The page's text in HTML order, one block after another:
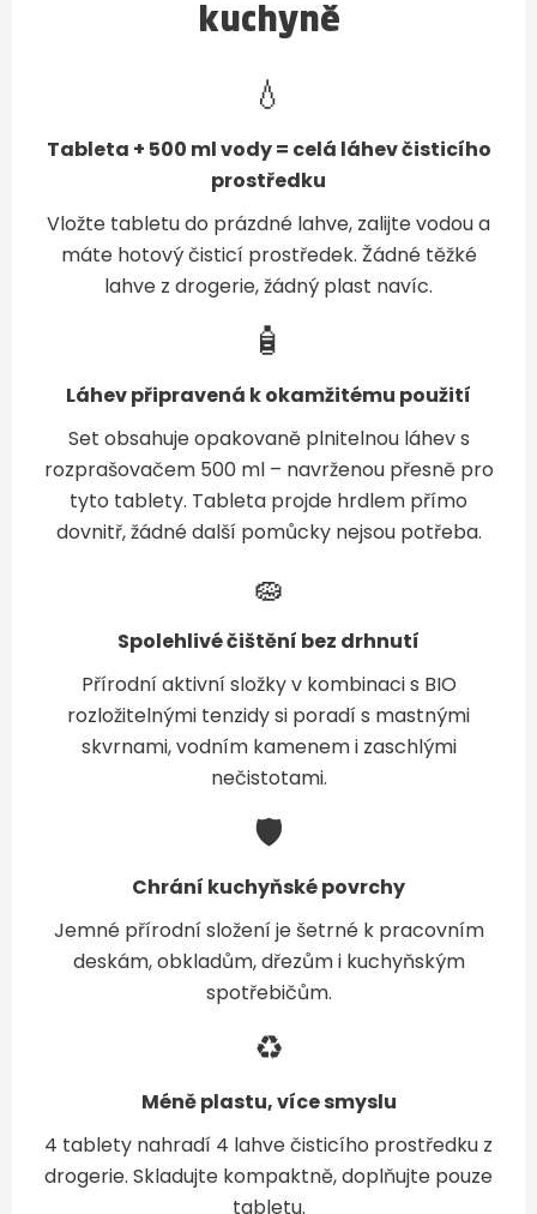
kuchyně
💧
Tableta + 500 ml vody = celá láhev čisticího
prostředku
Vložte tabletu do prázdné lahve, zalijte vodou a
máte hotový čisticí prostředek. Žádné těžké
lahve z drogerie, žádný plast navíc.
🧴
Láhev připravená k okamžitému použití
Set obsahuje opakovaně plnitelnou láhev s
rozprašovačem 500 ml – navrženou přesně pro
tyto tablety. Tableta projde hrdlem přímo
dovnitř, žádné další pomůcky nejsou potřeba.
🧽
Spolehlivé čištění bez drhnutí
Přírodní aktivní složky v kombinaci s BIO
rozložitelnými tenzidy si poradí s mastnými
skvrnami, vodním kamenem i zaschlými
nečistotami.
🛡️
Chrání kuchyňské povrchy
Jemné přírodní složení je šetrné k pracovním
deskám, obkladům, dřezům i kuchyňským
spotřebičům.
♻️
Méně plastu, více smyslu
4 tablety nahradí 4 lahve čisticího prostředku z
drogerie. Skladujte kompaktně, doplňujte pouze
tabletu.